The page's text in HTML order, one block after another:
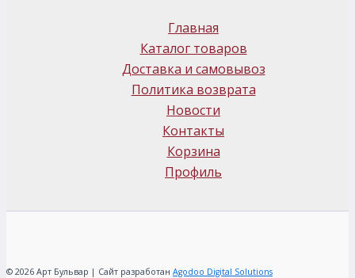
Главная
Каталог товаров
Доставка и самовывоз
Политика возврата
Новости
Контакты
Корзина
Профиль
© 2026 Арт Бульвар | Сайт разработан Agodoo Digital Solutions